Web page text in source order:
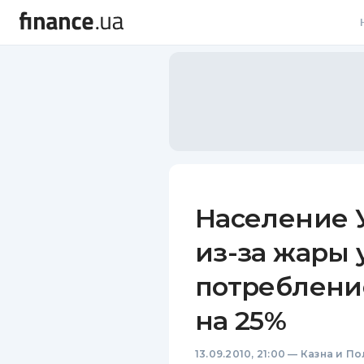
Население
из-за жары
на 25%
13.09.2010, 21:00 — Казна и